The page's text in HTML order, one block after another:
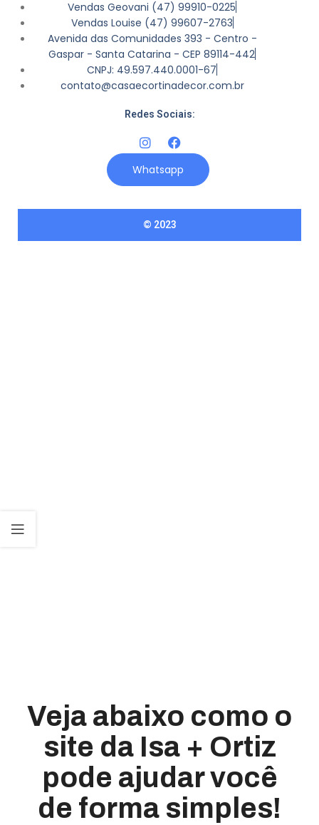
Vendas Geovani (47) 99910-0225
Vendas Louise (47) 99607-2763
Avenida das Comunidades 393 - Centro -
Gaspar - Santa Catarina - CEP 89114-442
CNPJ: 49.597.440.0001-67
contato@casaecortinadecor.com.br
Redes Sociais:
Whatsapp
© 2023
Veja abaixo como o
site da Isa + Ortiz
pode ajudar você
de forma simples!